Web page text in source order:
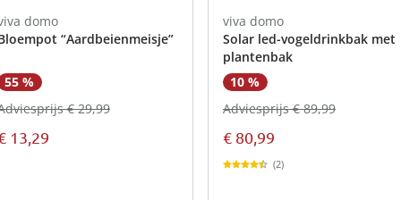
domo
“Aardbeienmeisje”
55 %
13,29
€ 29,99
viva domo
Solar led-vogeldrinkbak met
plantenbak
10 %
€ 80,99
Adviesprijs € 89,99
(2)